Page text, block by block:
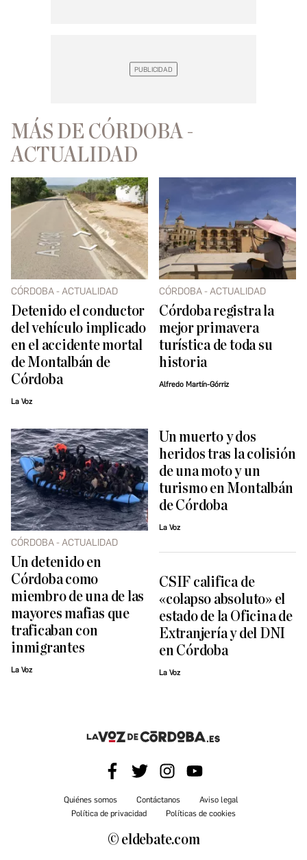
MÁS DE CÓRDOBA -
ACTUALIDAD
CÓRDOBA - ACTUALIDAD
Detenido el conductor
del vehículo implicado
en el accidente mortal
de Montalbán de
Córdoba
La Voz
CÓRDOBA - ACTUALIDAD
Córdoba registra la
mejor primavera
turística de toda su
historia
Alfredo Martín-Górriz
CÓRDOBA - ACTUALIDAD
Un detenido en
Córdoba como
miembro de una de las
mayores mafias que
traficaban con
inmigrantes
La Voz
Un muerto y dos
heridos tras la colisión
de una moto y un
turismo en Montalbán
de Córdoba
La Voz
CSIF califica de
«colapso absoluto» el
estado de la Oficina de
Extranjería y del DNI
en Córdoba
La Voz
Quiénes somos Contáctanos
Aviso legal
Política de privacidad
Políticas de cookies
© eldebate.com